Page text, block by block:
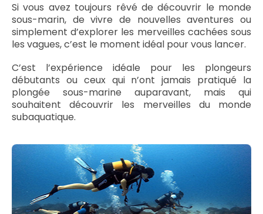
Si vous avez toujours rêvé de découvrir le monde
sous-marin, de vivre de nouvelles aventures ou
simplement d’explorer les merveilles cachées sous
les vagues, c’est le moment idéal pour vous lancer.
C’est l’expérience idéale pour les plongeurs
débutants ou ceux qui n’ont jamais pratiqué la
plongée sous-marine auparavant, mais qui
souhaitent découvrir les merveilles du monde
subaquatique.